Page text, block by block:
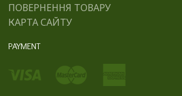
ПОВЕРНЕННЯ ТОВАРУ
КАРТА САЙТУ
PAYMENT